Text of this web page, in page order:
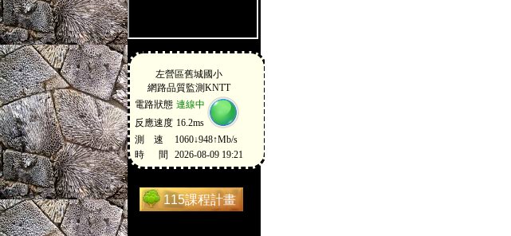
115課程計畫